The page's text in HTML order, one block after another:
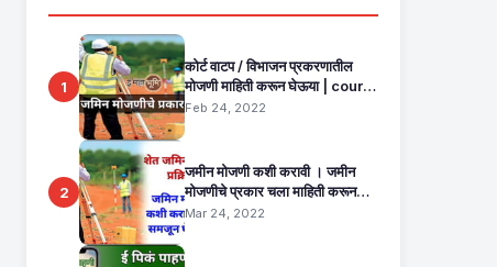
1
कोर्ट वाटप / विभाजन प्रकरणातील
मोजणी माहिती करून घेऊया | court
commission mojani
Feb 24, 2022
2
जमीन मोजणी कशी करावी । जमीन
मोजणीचे प्रकार चला माहिती करून
घेऊया | land record
Mar 24, 2022